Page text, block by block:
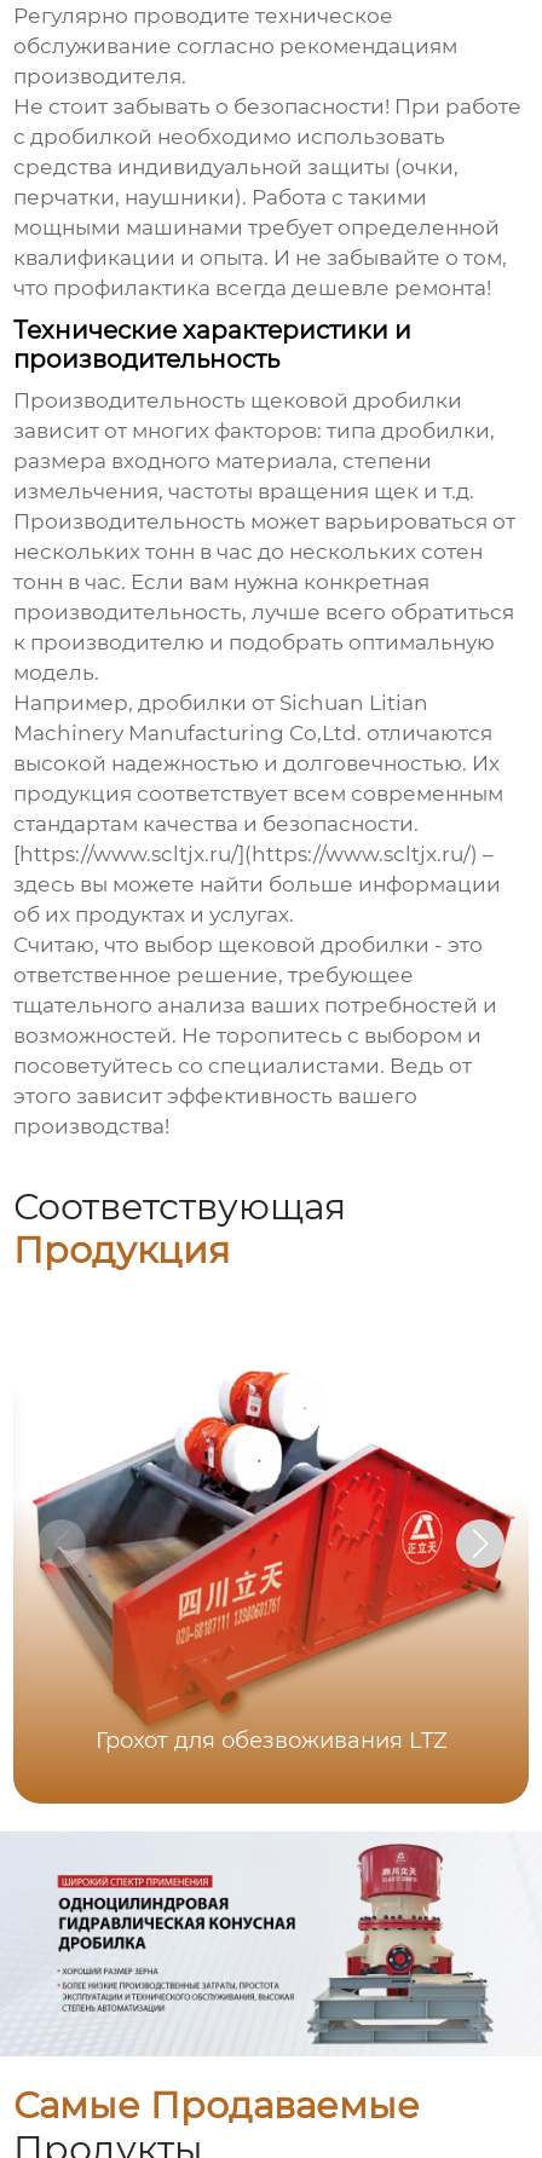
Регулярно проводите техническое
обслуживание согласно рекомендациям
производителя.
Не стоит забывать о безопасности! При работе
с дробилкой необходимо использовать
средства индивидуальной защиты (очки,
перчатки, наушники). Работа с такими
мощными машинами требует определенной
квалификации и опыта. И не забывайте о том,
что профилактика всегда дешевле ремонта!
Технические характеристики и
производительность
Производительность щековой дробилки
зависит от многих факторов: типа дробилки,
размера входного материала, степени
измельчения, частоты вращения щек и т.д.
Производительность может варьироваться от
нескольких тонн в час до нескольких сотен
тонн в час. Если вам нужна конкретная
производительность, лучше всего обратиться
к производителю и подобрать оптимальную
модель.
Например, дробилки от Sichuan Litian
Machinery Manufacturing Co,Ltd. отличаются
высокой надежностью и долговечностью. Их
продукция соответствует всем современным
стандартам качества и безопасности.
[https://www.scltjx.ru/](https://www.scltjx.ru/) –
здесь вы можете найти больше информации
об их продуктах и услугах.
Считаю, что выбор щековой дробилки - это
ответственное решение, требующее
тщательного анализа ваших потребностей и
возможностей. Не торопитесь с выбором и
посоветуйтесь со специалистами. Ведь от
этого зависит эффективность вашего
производства!
Соответствующая
Продукция
Грохот для обезвоживания LTZ
Самые Продаваемые
Продукты